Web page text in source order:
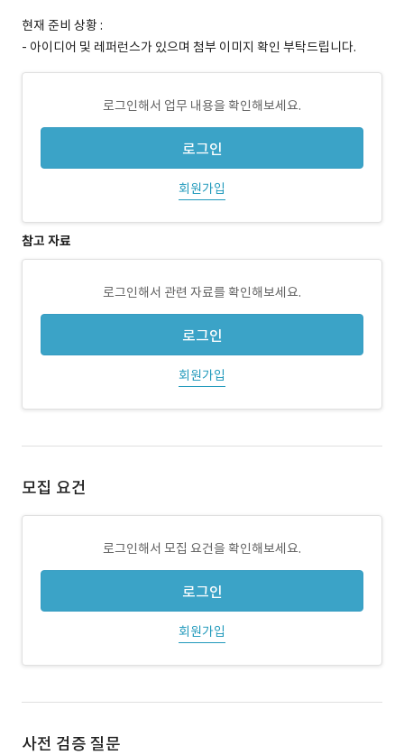
현재 준비 상황 :
- 아이디어 및 레퍼런스가 있으며 첨부 이미지 확인 부탁드립니다.
로그인해서 업무 내용을 확인해보세요.
로그인
회원가입
참고 자료
로그인해서 관련 자료를 확인해보세요.
로그인
회원가입
모집 요건
로그인해서 모집 요건을 확인해보세요.
로그인
회원가입
사전 검증 질문